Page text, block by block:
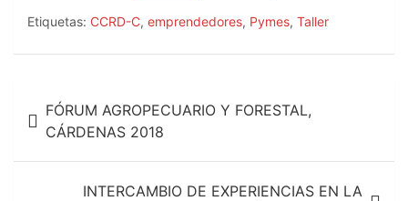
c
b
k
a
s
p
a
l
Etiquetas: CCRD-C, emprendedores, Pymes, Taller
Navegación
de
entradas
FÓRUM AGROPECUARIO Y FORESTAL,
CÁRDENAS 2018
INTERCAMBIO DE EXPERIENCIAS EN LA